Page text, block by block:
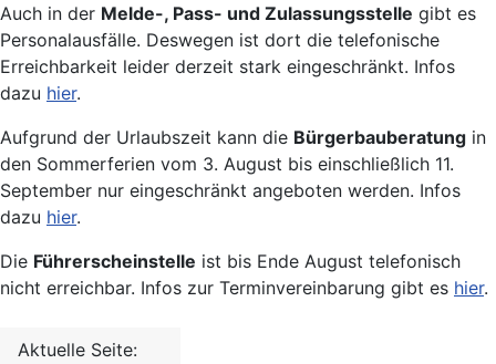
Auch in der Melde-, Pass- und Zulassungsstelle gibt es
Personalausfälle. Deswegen ist dort die telefonische
Erreichbarkeit leider derzeit stark eingeschränkt. Infos
dazu hier.
Aufgrund der Urlaubszeit kann die Bürgerbauberatung in
den Sommerferien vom 3. August bis einschließlich 11.
September nur eingeschränkt angeboten werden. Infos
dazu hier.
Die Führerscheinstelle ist bis Ende August telefonisch
nicht erreichbar. Infos zur Terminvereinbarung gibt es hier.
Aktuelle Seite: